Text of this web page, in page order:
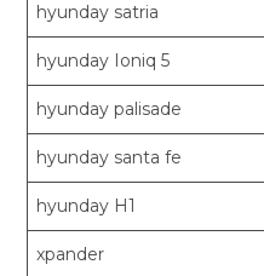
hyunday satria
hyunday Ioniq 5
hyunday palisade
hyunday santa fe
hyunday H1
xpander